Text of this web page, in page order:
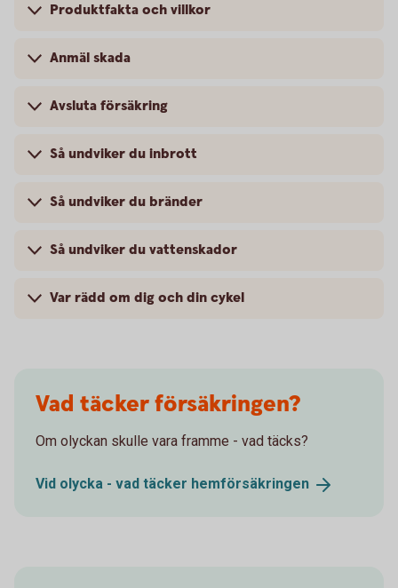
Produktfakta och villkor
Anmäl skada
Avsluta försäkring
Så undviker du inbrott
Så undviker du bränder
Så undviker du vattenskador
Var rädd om dig och din cykel
Vad täcker försäkringen?
Om olyckan skulle vara framme - vad täcks?
Vid olycka - vad täcker hemförsäkringen